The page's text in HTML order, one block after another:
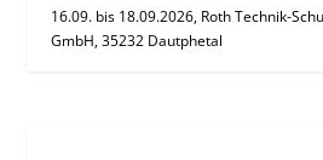
16.09. bis 18.09.2026, Roth Technik-
GmbH, 35232 Dautphetal